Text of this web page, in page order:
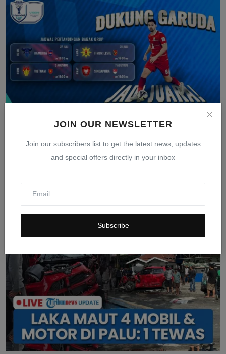
JOIN OUR NEWSLETTER
Join our subscribers list to get the latest news, updates
and special offers directly in your inbox
Subscribe
Timor L...
6